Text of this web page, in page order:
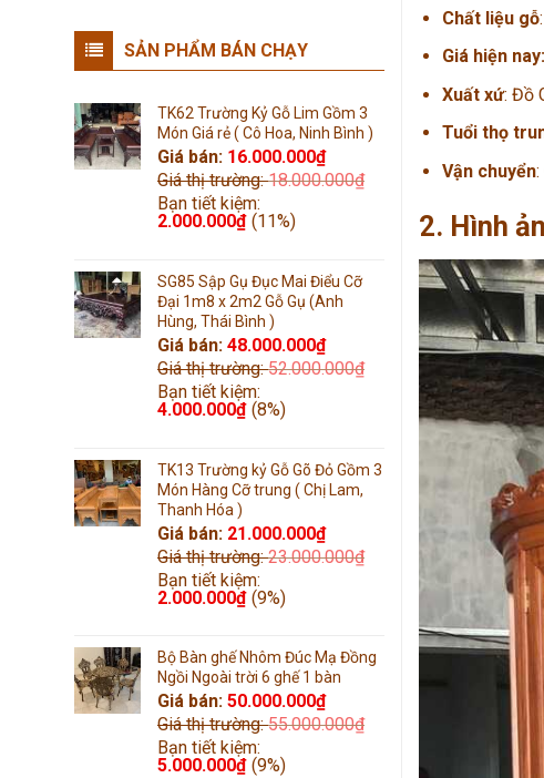
SẢN PHẨM BÁN CHẠY
TK62 Trường Kỷ Gỗ Lim Gồm 3
Món Giá rẻ ( Cô Hoa, Ninh Bình )
Giá bán: 16.000.000₫
Giá thị trường:18.000.000₫
Bạn tiết kiệm:
2.000.000₫ (11%)
SG85 Sập Gụ Đục Mai Điểu Cỡ
Đại 1m8 x 2m2 Gỗ Gụ (Anh
Hùng, Thái Bình )
Giá bán: 48.000.000₫
Giá thị trường:52.000.000₫
Bạn tiết kiệm:
4.000.000₫ (8%)
TK13 Trường kỷ Gỗ Gõ Đỏ Gồm 3
Món Hàng Cỡ trung ( Chị Lam,
Thanh Hóa )
Giá bán: 21.000.000₫
Giá thị trường:23.000.000₫
Bạn tiết kiệm:
2.000.000₫ (9%)
Bộ Bàn ghế Nhôm Đúc Mạ Đồng
Ngồi Ngoài trời 6 ghế 1 bàn
Giá bán: 50.000.000₫
Giá thị trường:55.000.000₫
Bạn tiết kiệm:
5.000.000₫ (9%)
Chất liệu gỗ
Giá hiện nay:
Xuất xứ: Đồ
Tuổi thọ
Vận chuyển:
2. Hình